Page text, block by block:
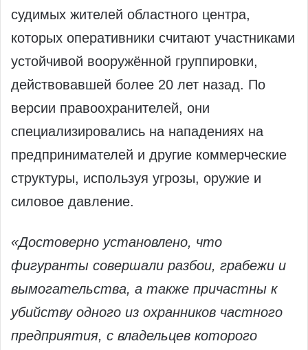
судимых жителей областного центра,
которых оперативники считают участниками
устойчивой вооружённой группировки,
действовавшей более 20 лет назад. По
версии правоохранителей, они
специализировались на нападениях на
предпринимателей и другие коммерческие
структуры, используя угрозы, оружие и
силовое давление.
«Достоверно установлено, что
фигуранты совершали разбои, грабежи и
вымогательства, а также причастны к
убийству одного из охранников частного
предприятия, с владельцев которого